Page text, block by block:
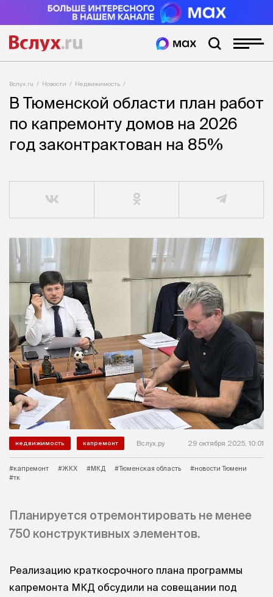
Вслух.ru Новости Недвижимость
В Тюменской области план работ
по капремонту домов на 2026
год законтрактован на 85%
недвижимость капремонт Вслух.ру 29 октября 2025, 10:01
#капремонт #ЖКХ #МКД #Тюменская область
#новости Тюмени
#тк
Планируется отремонтировать не менее
750 конструктивных элементов.
Реализацию краткосрочного плана программы
капремонта МКД обсудили на совещании под